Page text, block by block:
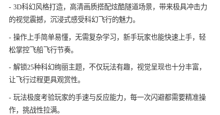
- 3D科幻风格打造，高清画质搭配炫酷隧道场景，带来极具冲击力
的视觉震撼，沉浸式感受科幻飞行的魅力。
- 操作上手简单易懂，无需复杂学习，新手玩家也能快速上手，轻
松掌控飞船飞行节奏。
- 解锁25种科幻绚丽主题，不仅玩法有趣，视觉呈现也十分丰富，
让飞行过程更具观赏性。
- 玩法极度考验玩家的手速与反应能力，每一次闪避都需要精准操
作，挑战性拉满。